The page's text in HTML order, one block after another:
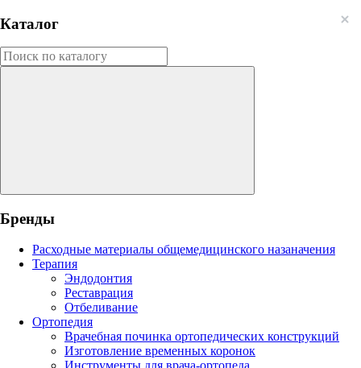
Каталог
Бренды
Расходные материалы общемедицинского назаначения
Терапия
Эндодонтия
Реставрация
Отбеливание
Ортопедия
Врачебная починка ортопедических конструкций
Изготовление временных коронок
Инструменты для врача-ортопеда